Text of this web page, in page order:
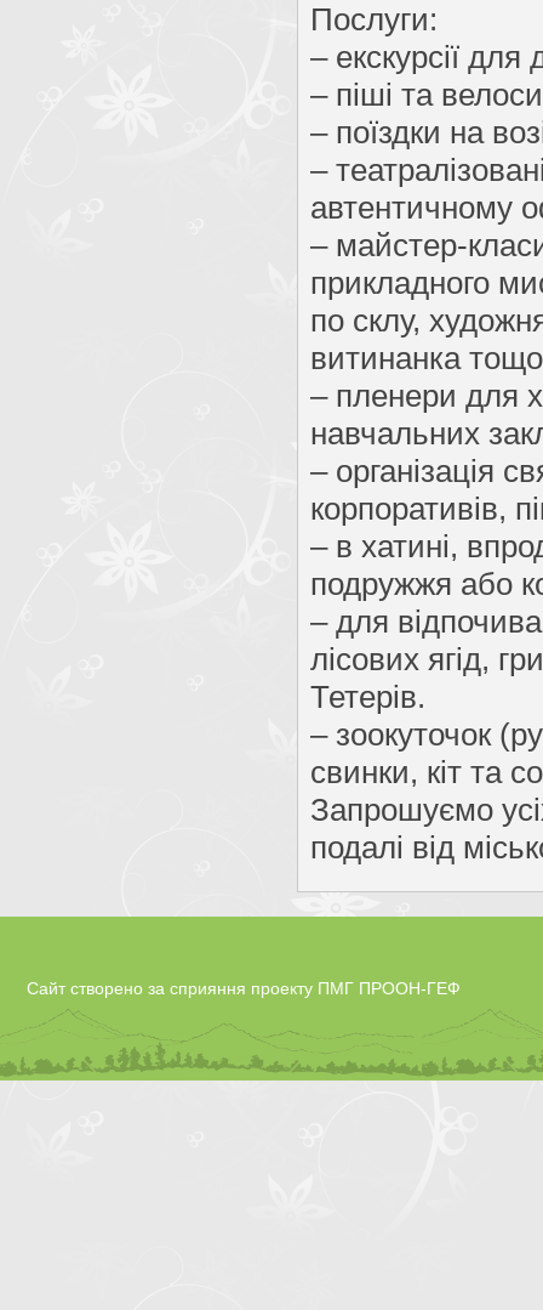
Послуги:
– екскурсії
– піші та
– поїздки на
–
автентичному
– майстер-
прикладного
по склу,
витинанка
– пленери для
навчальних
– організація
корпоративів,
– в хатині,
подружжя або
– для
лісових ягід,
Тетерів.
– зоокуточок
свинки, кіт та
Запрошуємо
подалі від
Сайт створено за сприяння проекту ПМГ ПРООН-ГЕФ